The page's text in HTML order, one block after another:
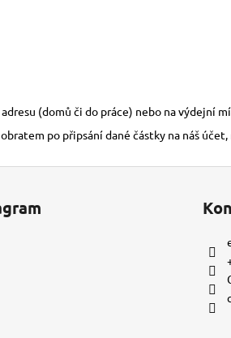
(domů či do práce) nebo na výdejní
po připsání dané částky na náš